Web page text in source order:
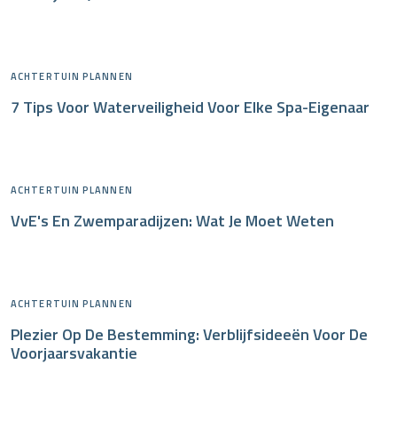
ACHTERTUIN PLANNEN
7 Tips Voor Waterveiligheid Voor Elke Spa-Eigenaar
ACHTERTUIN PLANNEN
VvE's En Zwemparadijzen: Wat Je Moet Weten
ACHTERTUIN PLANNEN
Plezier Op De Bestemming: Verblijfsideeën Voor De
Voorjaarsvakantie